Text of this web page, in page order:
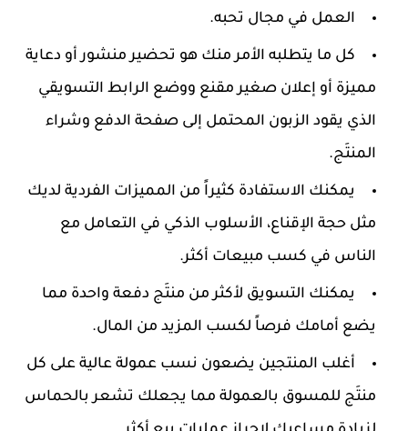
العمل في مجال تحبه.
كل ما يتطلبه الأمر منك هو تحضير منشور أو دعاية
مميزة أو إعلان صغير مقنع ووضع الرابط التسويقي
الذي يقود الزبون المحتمل إلى صفحة الدفع وشراء
المنتَج.
يمكنك الاستفادة كثيراً من المميزات الفردية لديك
مثل حجة الإقناع، الأسلوب الذكي في التعامل مع
الناس في كسب مبيعات أكثر.
يمكنك التسويق لأكثر من منتَج دفعة واحدة مما
يضع أمامك فرصاً لكسب المزيد من المال.
أغلب المنتجين يضعون نسب عمولة عالية على كل
منتَج للمسوق بالعمولة مما يجعلك تشعر بالحماس